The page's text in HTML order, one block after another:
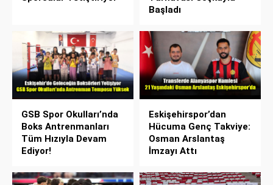
Başladı
GSB Spor Okulları’nda
Boks Antrenmanları
Tüm Hızıyla Devam
Ediyor!
Eskişehirspor’dan
Hücuma Genç Takviye:
Osman Arslantaş
İmzayı Attı